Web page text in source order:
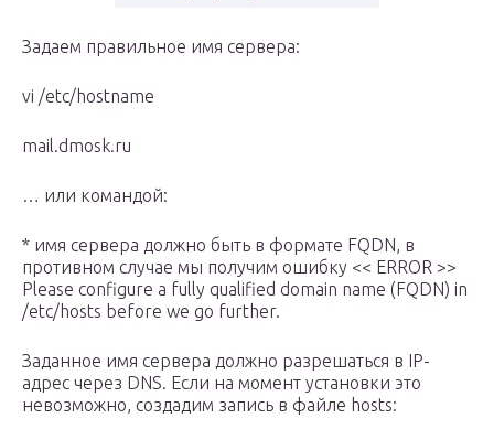
Задаем правильное имя сервера:
vi /etc/hostname
mail.dmosk.ru
… или командой:
* имя сервера должно быть в формате FQDN, в
противном случае мы получим ошибку << ERROR >>
Please configure a fully qualified domain name (FQDN) in
/etc/hosts before we go further.
Заданное имя сервера должно разрешаться в IP-
адрес через DNS. Если на момент установки это
невозможно, создадим запись в файле hosts: